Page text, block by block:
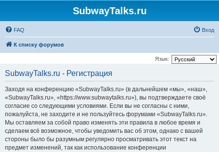
SubwayTalks.ru
FAQ Вход
К списку форумов
Язык:
SubwayTalks.ru - Регистрация
Заходя на конференцию «SubwayTalks.ru» (в дальнейшем «мы», «наш»,
«SubwayTalks.ru», «https://www.subwaytalks.ru»), вы подтверждаете своё
согласие со следующими условиями. Если вы не согласны с ними,
пожалуйста, не заходите и не пользуйтесь форумами «SubwayTalks.ru».
Мы оставляем за собой право изменять эти правила в любое время и
сделаем всё возможное, чтобы уведомить вас об этом, однако с вашей
стороны было бы разумным регулярно просматривать этот текст на
предмет изменений, так как использование конференции